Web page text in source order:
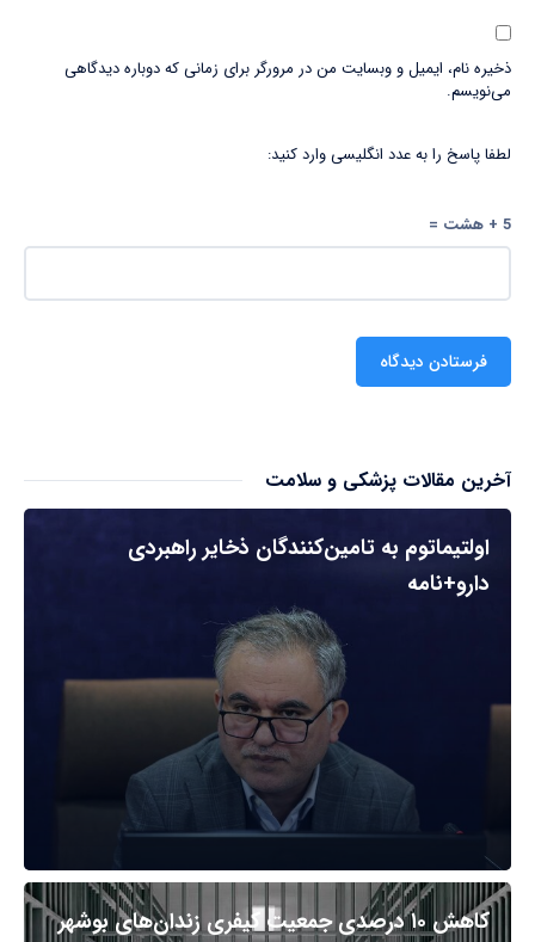
ذخیره نام، ایمیل و وبسایت من در مرورگر برای زمانی که دوباره دیدگاهی
می‌نویسم.
لطفا پاسخ را به عدد انگلیسی وارد کنید:
5 + هشت =
آخرین مقالات پزشکی و سلامت
اولتیماتوم به تامین‌کنندگان ذخایر راهبردی
دارو+نامه
کاهش ۱۰ درصدی جمعیت کیفری زندان‌های بوشهر